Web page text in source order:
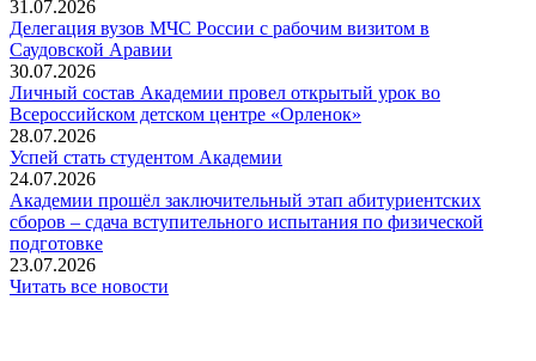
31.07.2026
Делегация вузов МЧС России с рабочим визитом в
Саудовской Аравии
30.07.2026
Личный состав Академии провел открытый урок во
Всероссийском детском центре «Орленок»
28.07.2026
️Успей стать студентом Академии
24.07.2026
Академии прошёл заключительный этап абитуриентских
сборов – сдача вступительного испытания по физической
подготовке
23.07.2026
Читать все новости